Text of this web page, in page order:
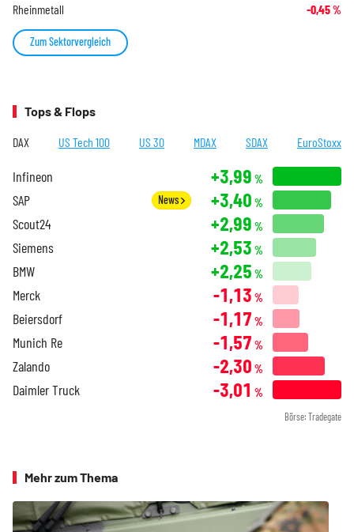
Rheinmetall -0,45%
Zum Sektorvergleich
Tops & Flops
DAX US Tech 100 US 30 MDAX SDAX EuroStoxx
Infineon +3,99 %
SAP News +3,40 %
Scout24 +2,99 %
Siemens +2,53 %
BMW +2,25 %
Merck -1,13 %
Beiersdorf -1,17 %
Munich Re -1,57 %
Zalando -2,30 %
Daimler Truck -3,01 %
Börse: Tradegate
Mehr zum Thema